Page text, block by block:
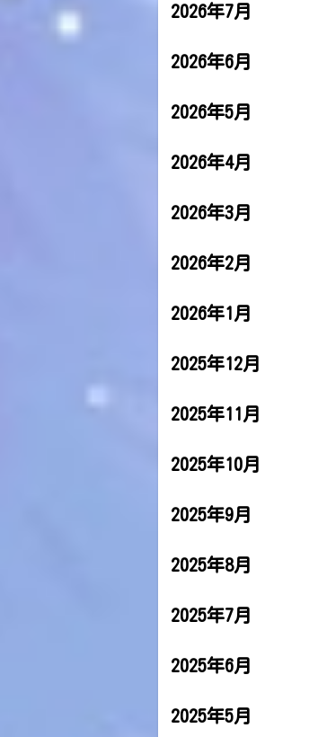
2026年7月
2026年6月
2026年5月
2026年4月
2026年3月
2026年2月
2026年1月
2025年12月
2025年11月
2025年10月
2025年9月
2025年8月
2025年7月
2025年6月
2025年5月